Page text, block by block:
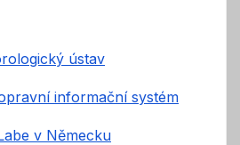
ústav
informační systém
v Německu